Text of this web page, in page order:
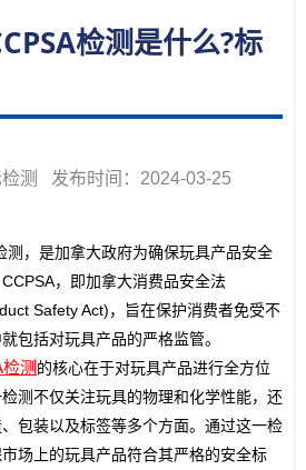
检测是什么?标
检测 发布时间：2024-03-25
，是加拿大政府为确保玩具产品安全
，即加拿大消费品安全法
Safety Act)，旨在保护消费者免受不
包括对玩具产品的严格监管。
测 的核心在于对玩具产品进行全方位
测不仅关注玩具的物理和化学性能，还
包装以及标签等多个方面。通过这一检
场上的玩具产品符合其严格的安全标